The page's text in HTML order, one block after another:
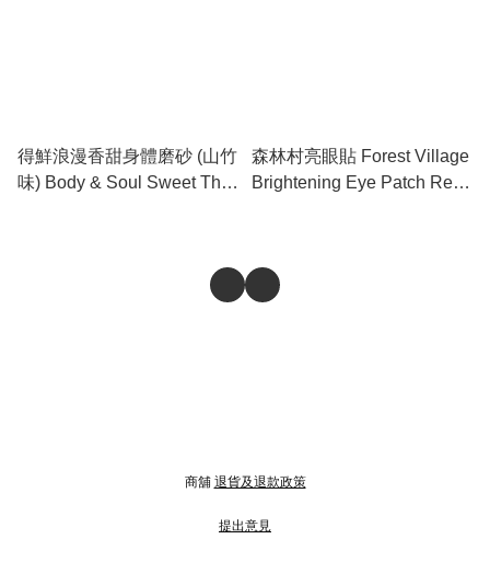
得鮮浪漫香甜身體磨砂 (山竹
味) Body & Soul Sweet Thai
森林村亮眼貼 Forest Village
Brightening Eye Patch Red
商舖 退貨及退款政策
提出意見